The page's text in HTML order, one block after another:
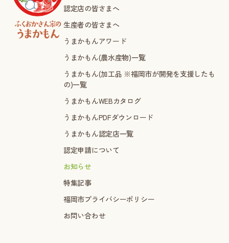
認定店の皆さまへ
生産者の皆さまへ
うまかもんアワード
うまかもん(農水産物)一覧
うまかもん(加工品 ※福岡市が開発を支援したも
の)一覧
うまかもんWEBカタログ
うまかもんPDFダウンロード
うまかもん認定店一覧
認定申請について
お知らせ
特集記事
福岡市プライバシーポリシー
お問い合わせ